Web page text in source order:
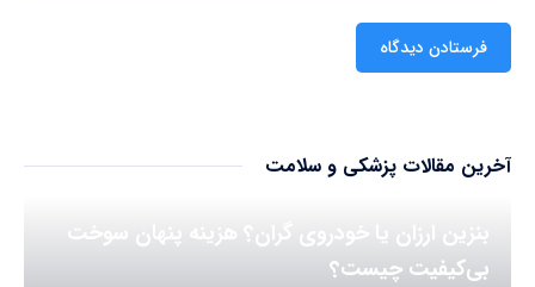
آخرین مقالات پزشکی و سلامت
بنزین ارزان یا خودروی گران؟ هزینه پنهان سوخت
بی‌کیفیت چیست؟